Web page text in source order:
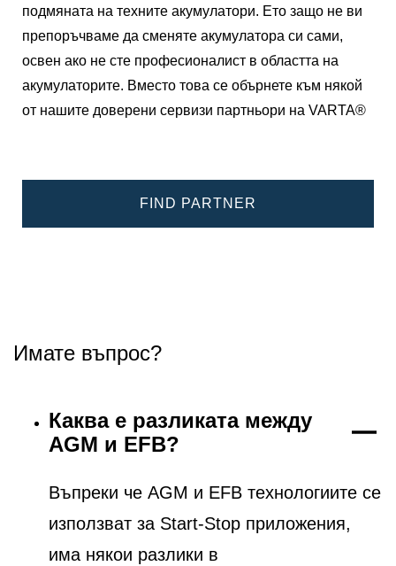
подмяната на техните акумулатори. Ето защо не ви
препоръчваме да сменяте акумулатора си сами,
освен ако не сте професионалист в областта на
акумулаторите. Вместо това се обърнете към някой
от нашите доверени сервизи партньори на VARTA®
FIND PARTNER
Имате въпрос?
Каква е разликата между
AGM и EFB?
Въпреки че AGM и EFB технологиите се
използват за Start-Stop приложения,
има някои разлики в